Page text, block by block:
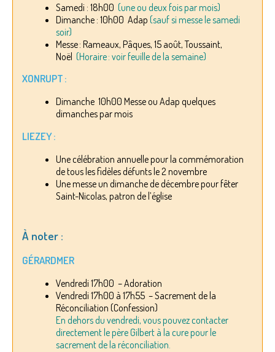
Samedi : 18h00 (une ou deux fois par mois)
Dimanche : 10h00 Adap (sauf si messe le samedi
soir)
Messe : Rameaux, Pâques, 15 août, Toussaint,
Noël (Horaire : voir feuille de la semaine)
XONRUPT :
Dimanche 10h00 Messe ou Adap quelques
dimanches par mois
LIEZEY :
Une célébration annuelle pour la commémoration
de tous les fidèles défunts le 2 novembre
Une messe un dimanche de décembre pour fêter
Saint-Nicolas, patron de l’église
À noter :
GÉRARDMER
Vendredi 17h00 – Adoration
Vendredi 17h00 à 17h55 – Sacrement de la
Réconciliation (Confession)
En dehors du vendredi, vous pouvez contacter
directement le père Gilbert à la cure pour le
sacrement de la réconciliation.